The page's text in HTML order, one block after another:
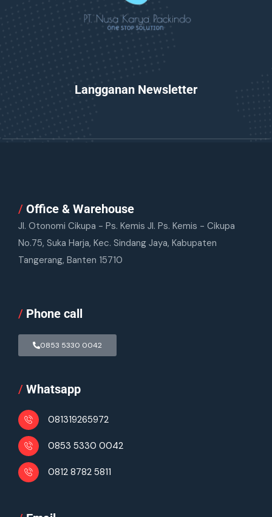
Langganan Newsletter
/ Office & Warehouse
Jl. Otonomi Cikupa - Ps. Kemis Jl. Ps. Kemis - Cikupa
No.75, Suka Harja, Kec. Sindang Jaya, Kabupaten
Tangerang, Banten 15710
/ Phone call
0853 5330 0042
/ Whatsapp
081319265972
0853 5330 0042
0812 8782 5811